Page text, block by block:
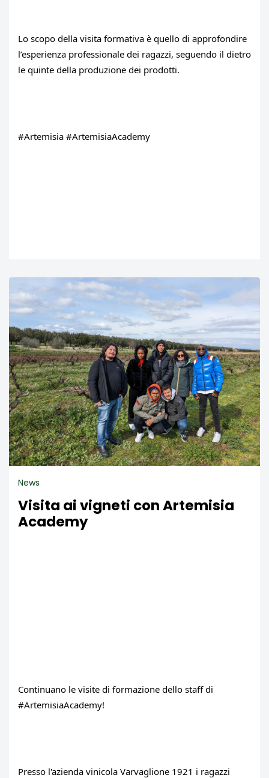
Lo scopo della visita formativa è quello di approfondire
l’esperienza professionale dei ragazzi, seguendo il dietro
le quinte della produzione dei prodotti.
#Artemisia #ArtemisiaAcademy
News
Visita ai vigneti con Artemisia
Academy
#ArtemisiaAcademy!
Presso l'azienda vinicola Varvaglione 1921 i ragazzi